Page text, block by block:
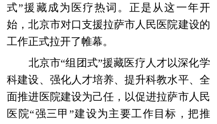
式”援藏成为医疗热词。正是从这一年开
始，北京市对口支援拉萨市人民医院建设的
工作正式拉开了帷幕。
北京市“组团式”援藏医疗人才以深化学
科建设、强化人才培养、提升科教水平、全
面推进医院建设为己任，以促进拉萨市人民
医院“强三甲”建设为主要工作目标，把推